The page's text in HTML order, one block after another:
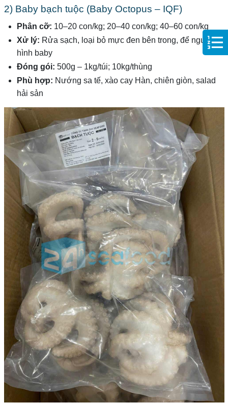
2) Baby bạch tuộc (Baby Octopus – IQF)
Phân cỡ: 10–20 con/kg; 20–40 con/kg; 40–60 con/kg
Xử lý: Rửa sạch, loại bỏ mực đen bên trong, để nguyên
hình baby
Đóng gói: 500g – 1kg/túi; 10kg/thùng
Phù hợp: Nướng sa tế, xào cay Hàn, chiên giòn, salad
hải sản